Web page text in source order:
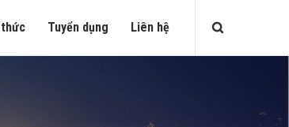
Tuyển dụng Liên hệ